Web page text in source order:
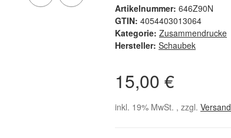
Artikelnummer: 646Z90N
GTIN: 4054403013064
Kategorie: Zusammendrucke
Hersteller: Schaubek
15,00 €
inkl. 19% MwSt. , zzgl. Versand